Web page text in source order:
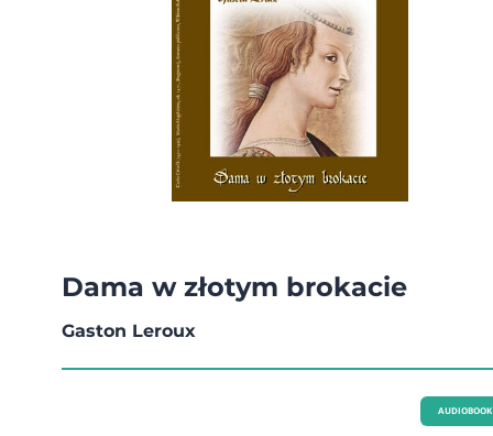
Dama w złotym brokacie
Gaston Leroux
AUDIOBOOK